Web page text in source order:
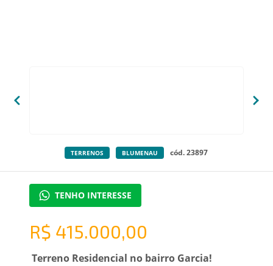
TERRENOS BLUMENAU cód. 23897
TENHO INTERESSE
R$ 415.000,00
Terreno Residencial no bairro Garcia!